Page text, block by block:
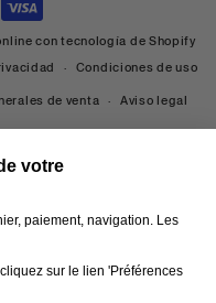
con tecnología de Shopify
Condiciones de uso
de venta
Aviso legal